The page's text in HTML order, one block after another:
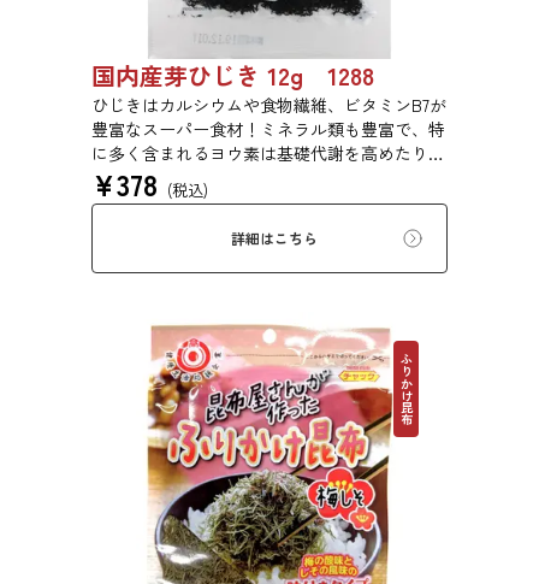
国内産芽ひじき 12g 1288
ひじきはカルシウムや食物繊維、ビタミンB7が
豊富なスーパー食材！ミネラル類も豊富で、特
に多く含まれるヨウ素は基礎代謝を高めたり、
成長期のお子様の成長を促進する効果がありま
す。
¥378 (税込)
詳細はこちら
ふりかけ昆布